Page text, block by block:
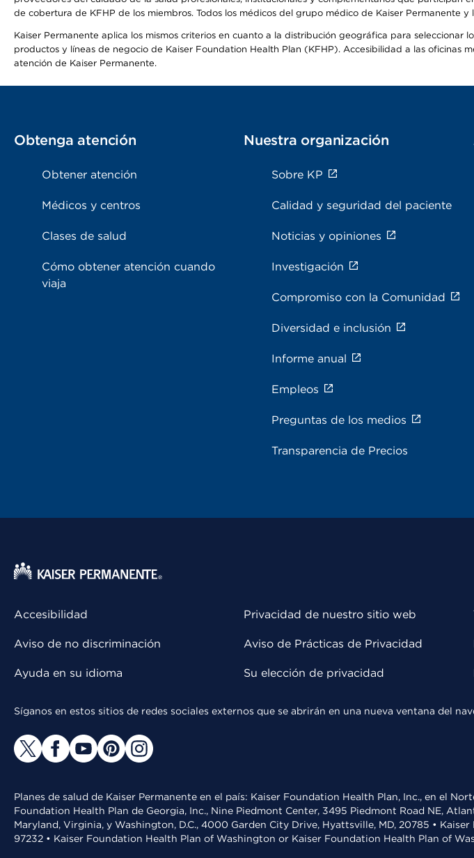
de cobertura de KFHP de los miembros. Todos los médicos del grupo médico de Kaiser Permanente
Kaiser Permanente aplica los mismos criterios en cuanto a la distribución geográfica para
productos y líneas de negocio de Kaiser Foundation Health Plan (KFHP). Accesibilidad a las oficinas
atención de Kaiser Permanente.
Obtenga atención
Obtener atención
Médicos y centros
Clases de salud
Cómo obtener atención cuando
viaja
Nuestra organización
Sobre KP
Calidad y seguridad del paciente
Noticias y opiniones
Investigación
Compromiso con la Comunidad
Diversidad e inclusión
Informe anual
Empleos
Preguntas de los medios
Transparencia de Precios
Accesibilidad
Aviso de no discriminación
Ayuda en su idioma
Privacidad de nuestro sitio web
Aviso de Prácticas de Privacidad
Su elección de privacidad
Síganos en estos sitios de redes sociales externos que se abrirán en una nueva ventana del
Planes de salud de Kaiser Permanente en el país: Kaiser Foundation Health Plan, Inc., en el
Foundation Health Plan de Georgia, Inc., Nine Piedmont Center, 3495 Piedmont Road NE,
Maryland, Virginia, y Washington, D.C., 4000 Garden City Drive, Hyattsville, MD, 20785 •
97232 • Kaiser Foundation Health Plan of Washington or Kaiser Foundation Health Plan of